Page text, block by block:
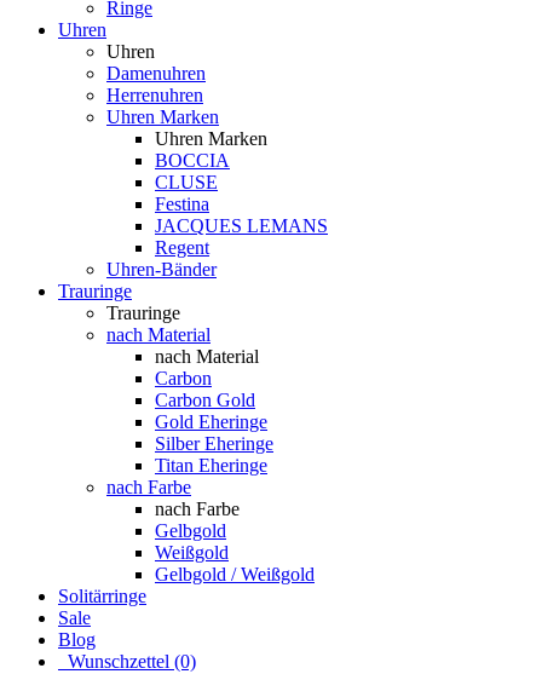
Ringe
Uhren
Uhren
Damenuhren
Herrenuhren
Uhren Marken
Uhren Marken
BOCCIA
CLUSE
Festina
JACQUES LEMANS
Regent
Uhren-Bänder
Trauringe
Trauringe
nach Material
nach Material
Carbon
Carbon Gold
Gold Eheringe
Silber Eheringe
Titan Eheringe
nach Farbe
nach Farbe
Gelbgold
Weißgold
Gelbgold / Weißgold
Solitärringe
Sale
Blog
Wunschzettel (0)